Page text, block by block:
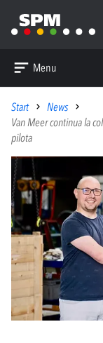
Menu
Start
News
Van Meer continua la
pilota